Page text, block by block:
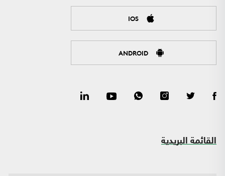
IOS
ANDROID
القائمة البريدية